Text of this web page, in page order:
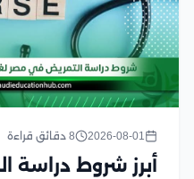
2026-08-01 8 دقائق قراءة
أبرز شروط